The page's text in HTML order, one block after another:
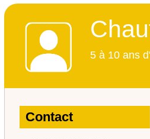
5 à 10 ans
Contact